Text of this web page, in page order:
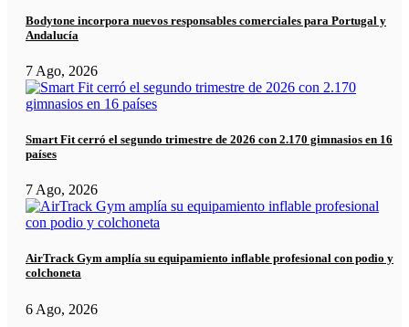
Bodytone incorpora nuevos responsables comerciales para Portugal y
Andalucía
7 Ago, 2026
Smart Fit cerró el segundo trimestre de 2026 con 2.170 gimnasios en 16
países
7 Ago, 2026
AirTrack Gym amplía su equipamiento inflable profesional con podio y
colchoneta
6 Ago, 2026